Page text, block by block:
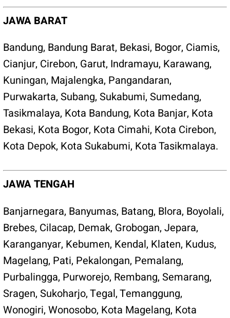
JAWA BARAT
Bandung, Bandung Barat, Bekasi, Bogor, Ciamis,
Cianjur, Cirebon, Garut, Indramayu, Karawang,
Kuningan, Majalengka, Pangandaran,
Purwakarta, Subang, Sukabumi, Sumedang,
Tasikmalaya, Kota Bandung, Kota Banjar, Kota
Bekasi, Kota Bogor, Kota Cimahi, Kota Cirebon,
Kota Depok, Kota Sukabumi, Kota Tasikmalaya.
JAWA TENGAH
Banjarnegara, Banyumas, Batang, Blora, Boyolali,
Brebes, Cilacap, Demak, Grobogan, Jepara,
Karanganyar, Kebumen, Kendal, Klaten, Kudus,
Magelang, Pati, Pekalongan, Pemalang,
Purbalingga, Purworejo, Rembang, Semarang,
Sragen, Sukoharjo,Tegal,Temanggung,
Wonogiri, Wonosobo, Kota Magelang, Kota